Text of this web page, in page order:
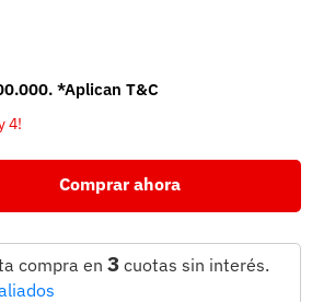
*Aplican T&C
4!
Comprar ahora
compra en 3 cuotas sin interés.